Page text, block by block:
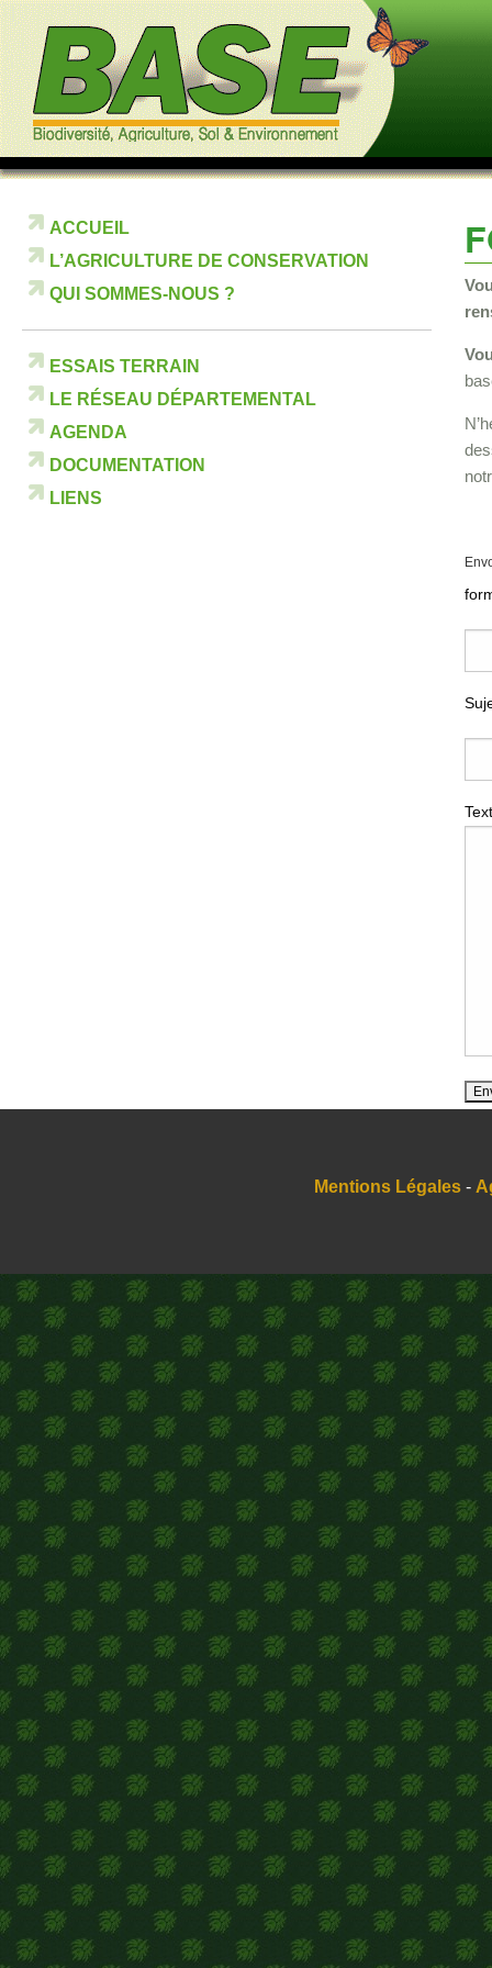
ACCUEIL
L’AGRICULTURE DE CONSERVATION
QUI SOMMES-NOUS ?
ESSAIS TERRAIN
LE RÉSEAU DÉPARTEMENTAL
AGENDA
DOCUMENTATION
LIENS
Mentions Légales -